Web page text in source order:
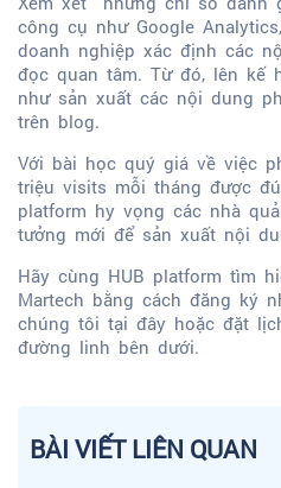
công cụ như Google
doanh nghiệp xác định các
đọc quan tâm. Từ đó, lên kế
như sản xuất các nội dung
trên blog.
Với bài học quý giá về việc
triệu visits mỗi tháng được
platform hy vọng các nhà
tưởng mới để sản xuất nội
Hãy cùng HUB platform tìm
Martech bằng cách đăng ký
chúng tôi tại đây hoặc đặt
đường linh bên dưới.
BÀI VIẾT LIÊN QUAN